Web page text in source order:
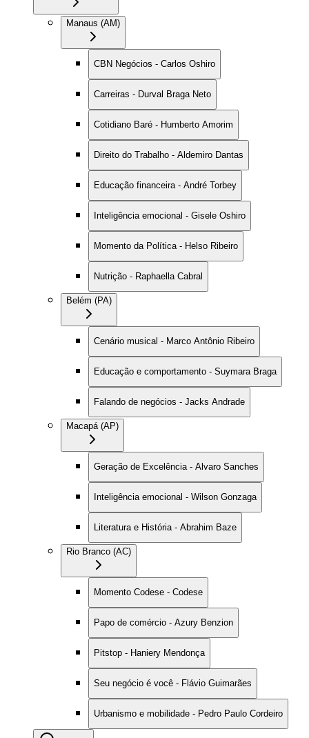
Manaus (AM)
CBN Negócios - Carlos Oshiro
Carreiras - Durval Braga Neto
Cotidiano Baré - Humberto Amorim
Direito do Trabalho - Aldemiro Dantas
Educação financeira - André Torbey
Inteligência emocional - Gisele Oshiro
Momento da Política - Helso Ribeiro
Nutrição - Raphaella Cabral
Belém (PA)
Cenário musical - Marco Antônio Ribeiro
Educação e comportamento - Suymara Braga
Falando de negócios - Jacks Andrade
Macapá (AP)
Geração de Excelência - Alvaro Sanches
Inteligência emocional - Wilson Gonzaga
Literatura e História - Abrahim Baze
Rio Branco (AC)
Momento Codese - Codese
Papo de comércio - Azury Benzion
Pitstop - Haniery Mendonça
Seu negócio é você - Flávio Guimarães
Urbanismo e mobilidade - Pedro Paulo Cordeiro